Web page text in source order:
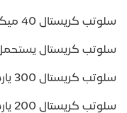
سلوتب كريستال 40 ميكرون عرض 4.5 سم
سلوتب كريستال يستحمل
سلوتب كريستال 300 ياردة عرض 4.5 سم الكرتونة 30 بكرة
سلوتب كريستال 200 ياردة عرض 4.5 سم الكرتونة 36 بكرة